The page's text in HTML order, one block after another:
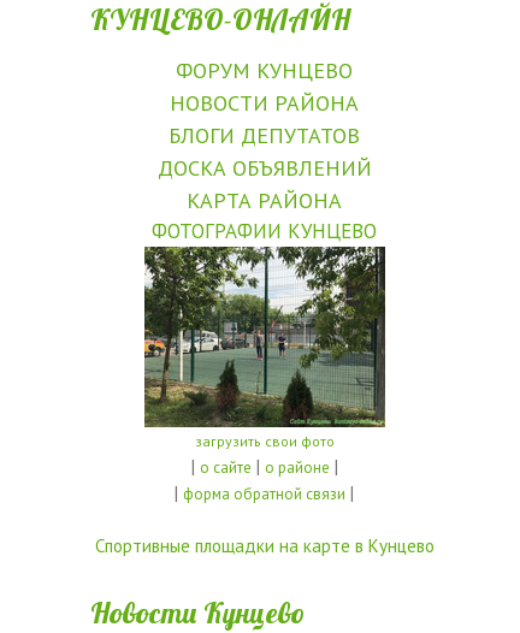
КУНЦЕВО-ОНЛАЙН
ФОРУМ КУНЦЕВО
НОВОСТИ РАЙОНА
БЛОГИ ДЕПУТАТОВ
ДОСКА ОБЪЯВЛЕНИЙ
КАРТА РАЙОНА
ФОТОГРАФИИ КУНЦЕВО
загрузить свои фото
| о сайте | о районе |
|форма обратной связи |
Спортивные площадки на карте в Кунцево
Новости Кунцево